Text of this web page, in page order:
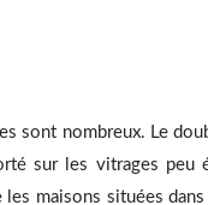
sont nombreux. Le
sur les vitrages peu
maisons situées